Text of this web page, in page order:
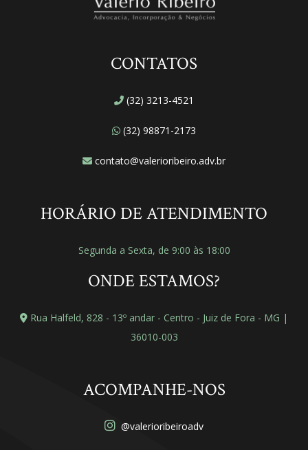
CONTATOS
(32) 3213-4521
(32) 98871-2173
contato@valerioribeiro.adv.br
HORÁRIO DE ATENDIMENTO
Segunda a Sexta, de 9:00 às 18:00
ONDE ESTAMOS?
Rua Halfeld, 828 - 13º andar - Centro - Juiz de Fora - MG |
36010-003
ACOMPANHE-NOS
@valerioribeiroadv